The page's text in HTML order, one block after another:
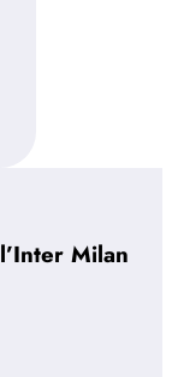
Milan